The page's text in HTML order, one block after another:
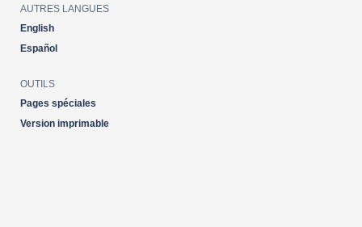
AUTRES LANGUES
English
Español
OUTILS
Pages spéciales
Version imprimable